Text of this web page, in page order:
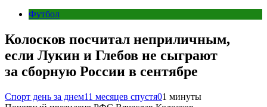
Футбол
Колосков посчитал неприличным,
если Лукин и Глебов не сыграют
за сборную России в сентябре
Спорт день за днем11 месяцев спустя01 минуты